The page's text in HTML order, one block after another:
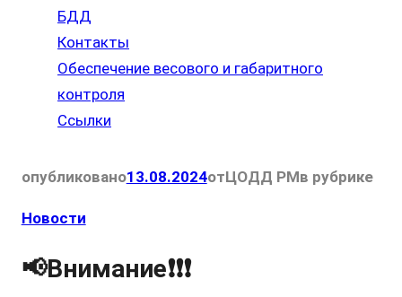
БДД
Контакты
Обеспечение весового и габаритного
контроля
Ссылки
опубликовано13.08.2024отЦОДД РМв рубрике
Новости
📢Внимание❗️❗️❗️